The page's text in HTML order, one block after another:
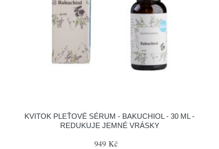
KVITOK PLEŤOVÉ SÉRUM - BAKUCHIOL - 30 ML -
REDUKUJE JEMNÉ VRÁSKY
949 Kč